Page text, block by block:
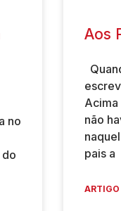
no
Aos
não
pais a